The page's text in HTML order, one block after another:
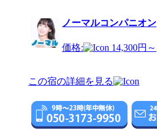
ノーマルコンパニオン
価格: 14,300円～
この宿の詳細を見る